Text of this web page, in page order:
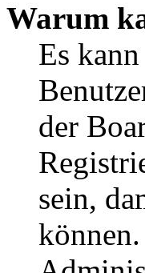
Warum
Es
der
sein,